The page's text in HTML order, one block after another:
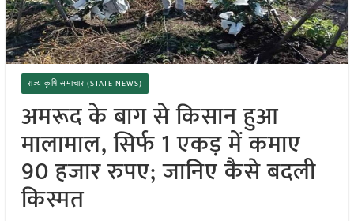
राज्य कृषि समाचार (STATE NEWS)
अमरूद के बाग से किसान हुआ
मालामाल, सिर्फ 1 एकड़ में कमाए
90 हजार रुपए; जानिए कैसे बदली
किस्मत